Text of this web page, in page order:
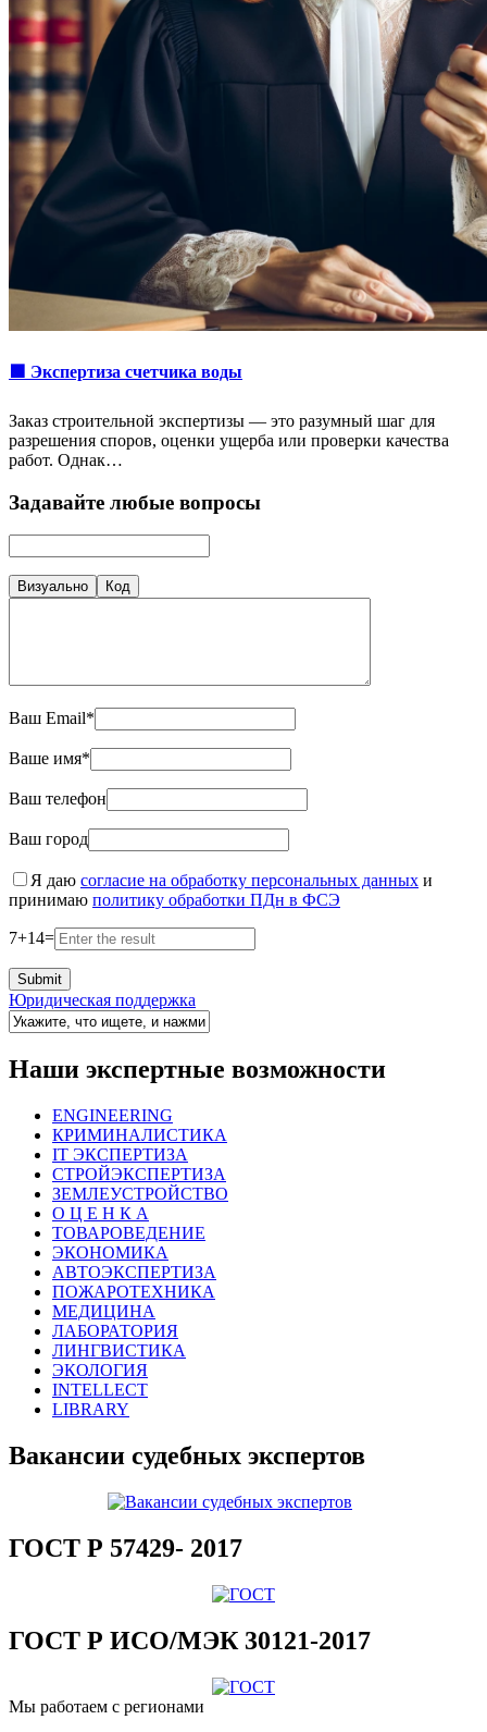
🟩 Экспертиза счетчика воды
Заказ строительной экспертизы — это разумный шаг для
разрешения споров, оценки ущерба или проверки качества
работ. Однак…
Задавайте любые вопросы
Визуально Код
Ваш Email*
Ваше имя*
Ваш телефон
Ваш город
Я даю согласие на обработку персональных данных и
принимаю политику обработки ПДн в ФСЭ
7+14=
Юридическая поддержка
Наши экспертные возможности
ENGINEERING
КРИМИНАЛИСТИКА
IT ЭКСПЕРТИЗА
СТРОЙЭКСПЕРТИЗА
ЗЕМЛЕУСТРОЙСТВО
О Ц Е Н К А
ТОВАРОВЕДЕНИЕ
ЭКОНОМИКА
АВТОЭКСПЕРТИЗА
ПОЖАРОТЕХНИКА
МЕДИЦИНА
ЛАБОРАТОРИЯ
ЛИНГВИСТИКА
ЭКОЛОГИЯ
INTELLECT
LIBRARY
Вакансии судебных экспертов
ГОСТ Р 57429- 2017
ГОСТ Р ИСО/МЭК 30121-2017
Мы работаем с регионами